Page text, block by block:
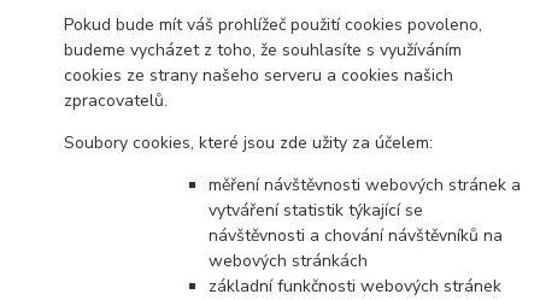
Pokud bude mít váš prohlížeč použití cookies povoleno,
budeme vycházet z toho, že souhlasíte s využíváním
cookies ze strany našeho serveru a cookies našich
zpracovatelů.
Soubory cookies, které jsou zde užity za účelem:
měření návštěvnosti webových stránek a
vytváření statistik týkající se
návštěvnosti a chování návštěvníků na
webových stránkách
základní funkčnosti webových stránek